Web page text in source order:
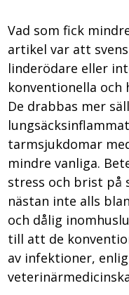
Vad som fick
artikel var att
linderödare eller
konventionella och
De drabbas mer
tarmsjukdomar
mindre vanliga.
stress och brist på
nästan inte alls
och dålig
till att de
av infektioner,